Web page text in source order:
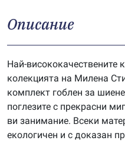
Описание
Най-висококачествените
колекцията на Милена
комплект гоблен за
поглезите с прекрасни
ви занимание. Всеки
екологичен и с доказан